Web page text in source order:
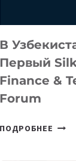
В
Первый
Finance &
Forum
ПОДРОБНЕЕ